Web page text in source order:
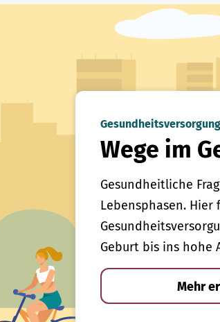
Gesundheitsversorgung
Wege im
Gesundheitliche
Lebensphasen.
Geburt bis ins hohe
Mehr